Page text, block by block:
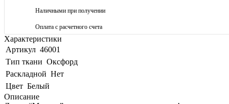
Наличными при получении
Оплата с расчетного счета
Характеристики
Артикул 46001
Тип ткани Оксфорд
Раскладной Нет
Цвет Белый
Описание